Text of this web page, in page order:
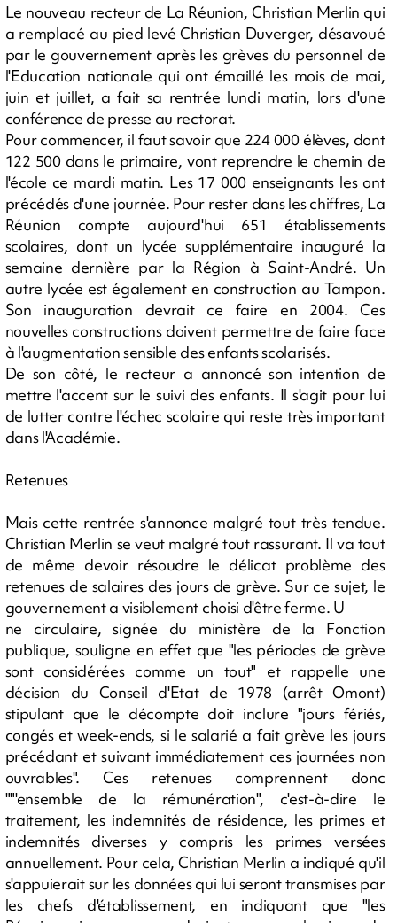
Le nouveau recteur de La Réunion, Christian Merlin qui
a remplacé au pied levé Christian Duverger, désavoué
par le gouvernement après les grèves du personnel de
l'Education nationale qui ont émaillé les mois de mai,
juin et juillet, a fait sa rentrée lundi matin, lors d'une
conférence de presse au rectorat.
Pour commencer, il faut savoir que 224 000 élèves, dont
122 500 dans le primaire, vont reprendre le chemin de
l'école ce mardi matin. Les 17 000 enseignants les ont
précédés d'une journée. Pour rester dans les chiffres, La
Réunion compte aujourd'hui 651 établissements
scolaires, dont un lycée supplémentaire inauguré la
semaine dernière par la Région à Saint-André. Un
autre lycée est également en construction au Tampon.
Son inauguration devrait ce faire en 2004. Ces
nouvelles constructions doivent permettre de faire face
à l'augmentation sensible des enfants scolarisés.
De son côté, le recteur a annoncé son intention de
mettre l'accent sur le suivi des enfants. Il s'agit pour lui
de lutter contre l'échec scolaire qui reste très important
dans l'Académie.
Retenues
Mais cette rentrée s'annonce malgré tout très tendue.
Christian Merlin se veut malgré tout rassurant. Il va tout
de même devoir résoudre le délicat problème des
retenues de salaires des jours de grève. Sur ce sujet, le
gouvernement a visiblement choisi d'être ferme. U
ne circulaire, signée du ministère de la Fonction
publique, souligne en effet que "les périodes de grève
sont considérées comme un tout" et rappelle une
décision du Conseil d'Etat de 1978 (arrêt Omont)
stipulant que le décompte doit inclure "jours fériés,
congés et week-ends, si le salarié a fait grève les jours
précédant et suivant immédiatement ces journées non
ouvrables". Ces retenues comprennent donc
""'ensemble de la rémunération", c'est-à-dire le
traitement, les indemnités de résidence, les primes et
indemnités diverses y compris les primes versées
annuellement. Pour cela, Christian Merlin a indiqué qu'il
s'appuierait sur les données qui lui seront transmises par
les chefs d'établissement, en indiquant que "les